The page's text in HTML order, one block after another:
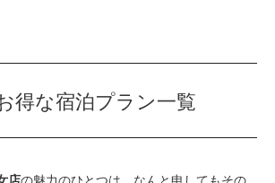
得な宿泊プラン一覧
店の魅力のひとつは、なんと申してもその